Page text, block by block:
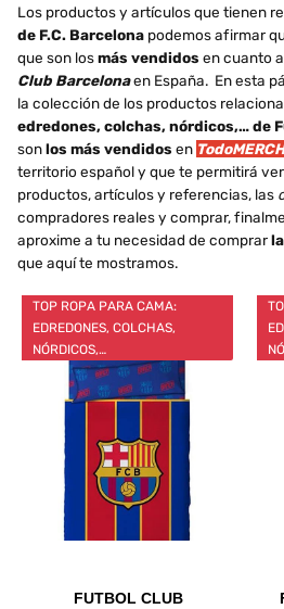
Los productos y artículos que tienen
de F.C. Barcelona podemos afirmar
que son losmás vendidos en cuanto a
Club Barcelonaen España. En esta
la colección de los productos
edredones, colchas, nórdicos,… de
sonlos más vendidos en
territorio español y que te permitirá
productos, artículos y referencias, las
compradores reales y comprar,
aproxime a tu necesidad de comprar
que aquí te mostramos.
TOP ROPA PARA CAMA:
EDREDONES, COLCHAS,
NÓRDICOS,…
FUTBOL CLUB